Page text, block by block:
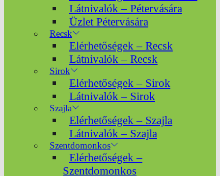
Látnivalók – Pétervására
Üzlet Pétervására
Recsk
Elérhetőségek – Recsk
Látnivalók – Recsk
Sirok
Elérhetőségek – Sirok
Látnivalók – Sirok
Szajla
Elérhetőségek – Szajla
Látnivalók – Szajla
Szentdomonkos
Elérhetőségek –
Szentdomonkos